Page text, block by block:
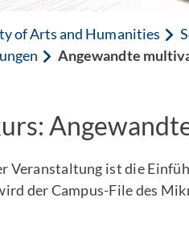
of Arts and Humanities
Angewandte
Veranstaltung ist die
der Campus-File des